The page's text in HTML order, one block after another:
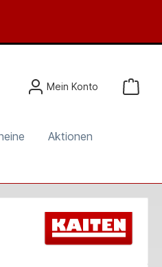
Mein Konto
Aktionen